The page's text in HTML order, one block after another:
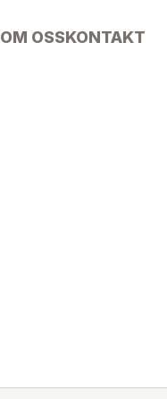
OM OSSKONTAKT